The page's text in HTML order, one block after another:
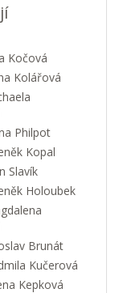
Kočová
Kolářová
Philpot
Kopal
Slavík
Holoubek
Brunát
Kučerová
Kepková